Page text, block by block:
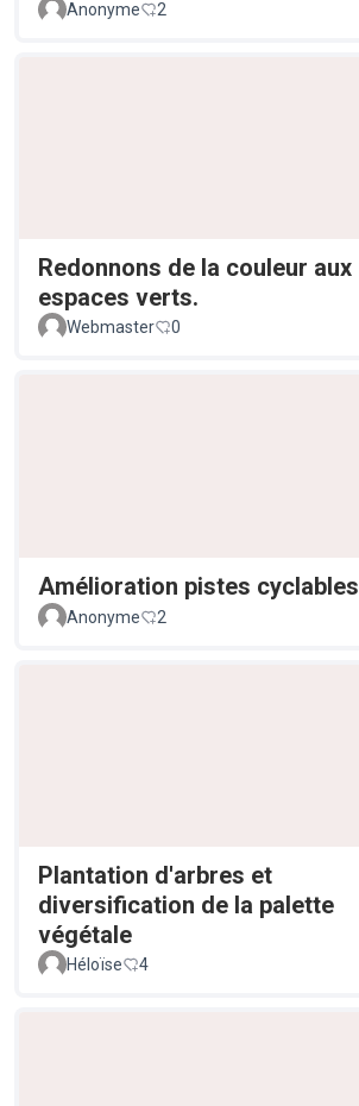
Anonyme 2
Redonnons de la couleur aux
espaces verts.
Webmaster 0
Amélioration pistes cyclables
Anonyme
2
Plantation d'arbres et
diversification de la palette
végétale
Héloïse 4